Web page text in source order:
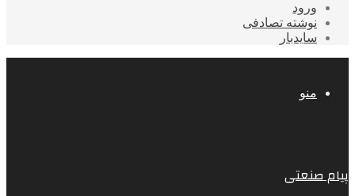
ورود
نوشته تصادفی
سایدبار
منو
پیام صنعتی